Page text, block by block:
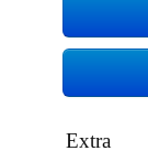
Extra